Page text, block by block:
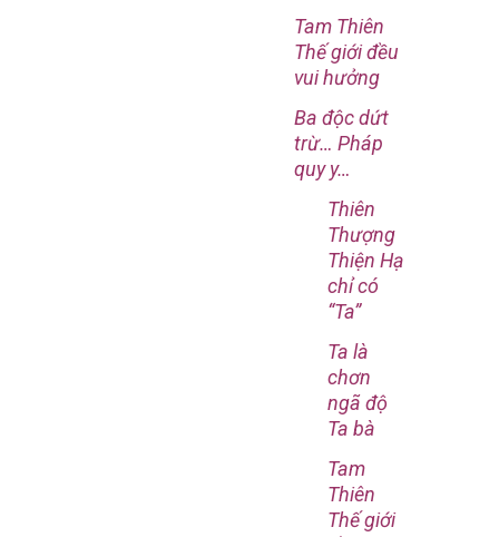
Tam Thiên
Thế giới đều
vui hưởng
Ba độc dứt
trừ… Pháp
quy y…
Thiên
Thượng
Thiện Hạ
chỉ có
“Ta”
Ta là
chơn
ngã độ
Ta bà
Tam
Thiên
Thế giới